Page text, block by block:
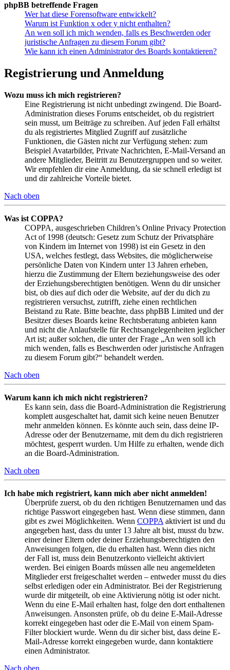
phpBB betreffende Fragen
Wer hat diese Forensoftware entwickelt?
Warum ist Funktion x oder y nicht enthalten?
An wen soll ich mich wenden, falls es Beschwerden oder
juristische Anfragen zu diesem Forum gibt?
Wie kann ich einen Administrator des Boards kontaktieren?
Registrierung und Anmeldung
Wozu muss ich mich registrieren?
Eine Registrierung ist nicht unbedingt zwingend. Die Board-
Administration dieses Forums entscheidet, ob du registriert
sein musst, um Beiträge zu schreiben. Auf jeden Fall erhältst
du als registriertes Mitglied Zugriff auf zusätzliche
Funktionen, die Gästen nicht zur Verfügung stehen: zum
Beispiel Avatarbilder, Private Nachrichten, E-Mail-Versand an
andere Mitglieder, Beitritt zu Benutzergruppen und so weiter.
Wir empfehlen dir eine Anmeldung, da sie schnell erledigt ist
und dir zahlreiche Vorteile bietet.
Nach oben
Was ist COPPA?
COPPA, ausgeschrieben Children’s Online Privacy Protection
Act of 1998 (deutsch: Gesetz zum Schutz der Privatsphäre
von Kindern im Internet von 1998) ist ein Gesetz in den
USA, welches festlegt, dass Websites, die möglicherweise
persönliche Daten von Kindern unter 13 Jahren erheben,
hierzu die Zustimmung der Eltern beziehungsweise des oder
der Erziehungsberechtigten benötigen. Wenn du dir unsicher
bist, ob dies auf dich oder die Website, auf der du dich zu
registrieren versuchst, zutrifft, ziehe einen rechtlichen
Beistand zu Rate. Bitte beachte, dass phpBB Limited und der
Besitzer dieses Boards keine Rechtsberatung anbieten kann
und nicht die Anlaufstelle für Rechtsangelegenheiten jeglicher
Art ist; außer solchen, die unter der Frage „An wen soll ich
mich wenden, falls es Beschwerden oder juristische Anfragen
zu diesem Forum gibt?“ behandelt werden.
Nach oben
Warum kann ich mich nicht registrieren?
Es kann sein, dass die Board-Administration die Registrierung
komplett ausgeschaltet hat, damit sich keine neuen Benutzer
mehr anmelden können. Es könnte auch sein, dass deine IP-
Adresse oder der Benutzername, mit dem du dich registrieren
möchtest, gesperrt wurden. Um Hilfe zu erhalten, wende dich
an die Board-Administration.
Nach oben
Ich habe mich registriert, kann mich aber nicht anmelden!
Überprüfe zuerst, ob du den richtigen Benutzernamen und das
richtige Passwort eingegeben hast. Wenn diese stimmen, dann
gibt es zwei Möglichkeiten. Wenn COPPA aktiviert ist und du
angegeben hast, dass du unter 13 Jahre alt bist, musst du bzw.
einer deiner Eltern oder deiner Erziehungsberechtigten den
Anweisungen folgen, die du erhalten hast. Wenn dies nicht
der Fall ist, muss dein Benutzerkonto vielleicht aktiviert
werden. Bei einigen Boards müssen alle neu angemeldeten
Mitglieder erst freigeschaltet werden – entweder musst du dies
selbst erledigen oder ein Administrator. Bei der Registrierung
wurde dir mitgeteilt, ob eine Aktivierung nötig ist oder nicht.
Wenn du eine E-Mail erhalten hast, folge den dort enthaltenen
Anweisungen. Ansonsten prüfe, ob du deine E-Mail-Adresse
korrekt eingegeben hast oder die E-Mail von einem Spam-
Filter blockiert wurde. Wenn du dir sicher bist, dass deine E-
Mail-Adresse korrekt eingegeben wurde, dann kontaktiere
einen Administrator.
Nach oben